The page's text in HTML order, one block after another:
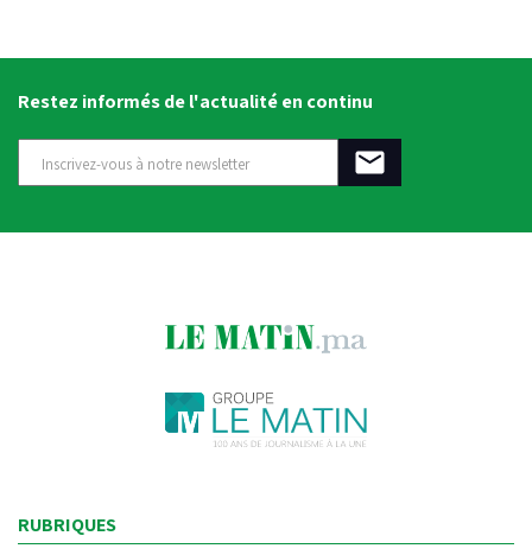
Restez informés de l'actualité en continu
RUBRIQUES